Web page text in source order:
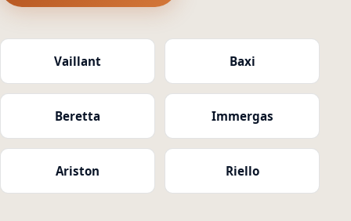
Vaillant Baxi
Beretta Immergas
Ariston Riello